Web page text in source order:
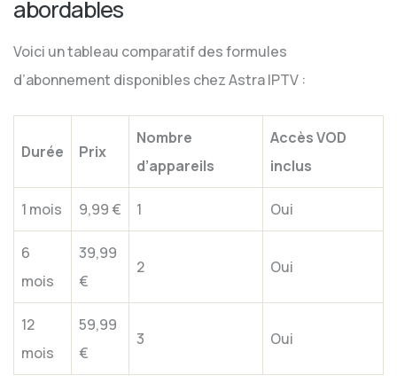
abordables
Voici un tableau comparatif des formules
d’abonnement disponibles chez Astra IPTV :
Durée Prix
Nombre
d’appareils
Accès VOD
inclus
1 mois 9,99 € 1 Oui
6
mois
39,99
€
2 Oui
12
mois
59,99
€
3 Oui